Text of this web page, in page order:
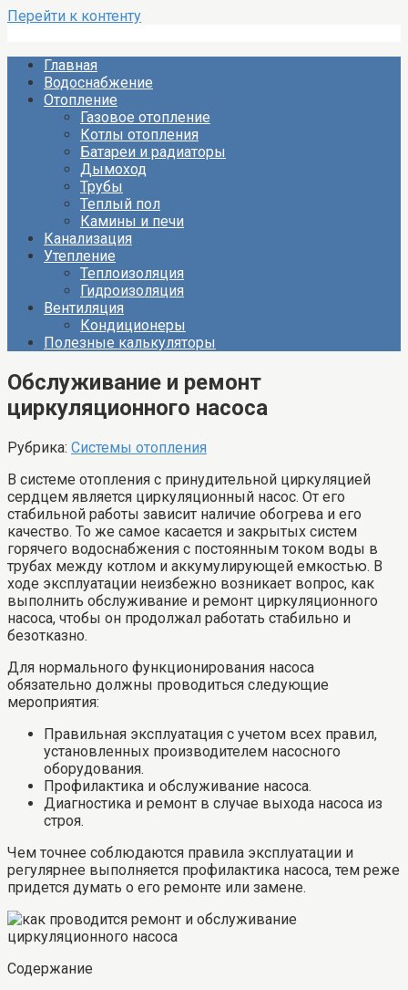
Перейти к контенту
Главная
Водоснабжение
Отопление
Газовое отопление
Котлы отопления
Батареи и радиаторы
Дымоход
Трубы
Теплый пол
Камины и печи
Канализация
Утепление
Теплоизоляция
Гидроизоляция
Вентиляция
Кондиционеры
Полезные калькуляторы
Обслуживание и ремонт
циркуляционного насоса
Рубрика: Системы отопления
В системе отопления с принудительной циркуляцией
сердцем является циркуляционный насос. От его
стабильной работы зависит наличие обогрева и его
качество. То же самое касается и закрытых систем
горячего водоснабжения с постоянным током воды в
трубах между котлом и аккумулирующей емкостью. В
ходе эксплуатации неизбежно возникает вопрос, как
выполнить обслуживание и ремонт циркуляционного
насоса, чтобы он продолжал работать стабильно и
безотказно.
Для нормального функционирования насоса
обязательно должны проводиться следующие
мероприятия:
Правильная эксплуатация с учетом всех правил,
установленных производителем насосного
оборудования.
Профилактика и обслуживание насоса.
Диагностика и ремонт в случае выхода насоса из
строя.
Чем точнее соблюдаются правила эксплуатации и
регулярнее выполняется профилактика насоса, тем реже
придется думать о его ремонте или замене.
Содержание